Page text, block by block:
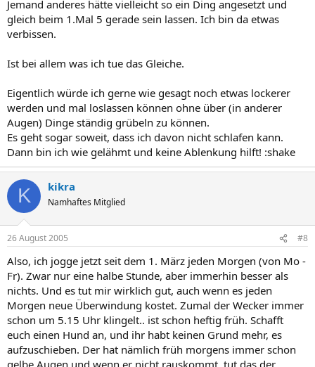
Jemand anderes hätte vielleicht so ein Ding angesetzt und
gleich beim 1.Mal 5 gerade sein lassen. Ich bin da etwas
verbissen.
Ist bei allem was ich tue das Gleiche.
Eigentlich würde ich gerne wie gesagt noch etwas lockerer
werden und mal loslassen können ohne über (in anderer
Augen) Dinge ständig grübeln zu können.
Es geht sogar soweit, dass ich davon nicht schlafen kann.
Dann bin ich wie gelähmt und keine Ablenkung hilft! :shake
K kikra
Namhaftes Mitglied
26 August 2005 #8
Also, ich jogge jetzt seit dem 1. März jeden Morgen (von Mo -
Fr). Zwar nur eine halbe Stunde, aber immerhin besser als
nichts. Und es tut mir wirklich gut, auch wenn es jeden
Morgen neue Überwindung kostet. Zumal der Wecker immer
schon um 5.15 Uhr klingelt.. ist schon heftig früh. Schafft
euch einen Hund an, und ihr habt keinen Grund mehr, es
aufzuschieben. Der hat nämlich früh morgens immer schon
gelbe Augen und wenn er nicht rauskommt, tut das der